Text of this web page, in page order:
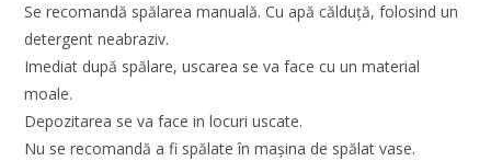
Se recomandă spălarea manuală. Cu apă călduţă, folosind un
detergent neabraziv.
Imediat după spălare, uscarea se va face cu un material
moale.
Depozitarea se va face in locuri uscate.
Nu se recomandă a fi spălate în maşina de spălat vase.